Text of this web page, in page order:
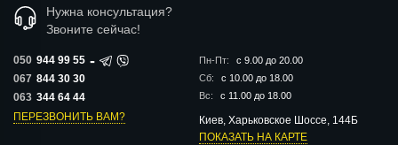
Нужна консультация?
Звоните сейчас!
050 944 99 55 -
067 844 30 30
063 344 64 44
ПЕРЕЗВОНИТЬ ВАМ?
Пн-Пт:
с 9.00 до 20.00
Сб:
с 10.00 до 18.00
Вс:
с 11.00 до 18.00
Киев, Харьковское Шоссе, 144Б
ПОКАЗАТЬ НА КАРТЕ